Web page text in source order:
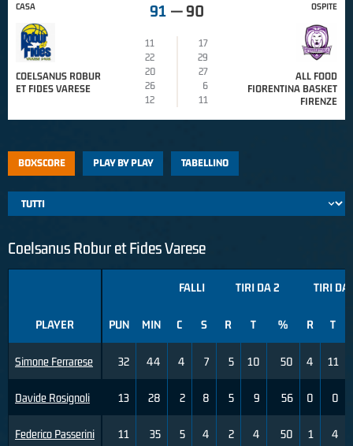
CASA
COELSANUS ROBUR
ET FIDES VARESE
91 — 90
11
17
22
29
20
27
26
6
12
11
OSPITE
ALL FOOD
FIORENTINA BASKET
FIRENZE
BOXSCORE PLAY BY PLAY TABELLINO
Coelsanus Robur et Fides Varese
PLAYER
Simone Ferrarese
Davide Rosignoli
Federico Passerini
FALLI TIRI DA 2 TIRI DA
PUN MIN C S R T % R T
32 44 4 7 5 10 50 4 11
13 28 2 8 5 9 56 0 0
11 35 5 4 2 4 50 1 4